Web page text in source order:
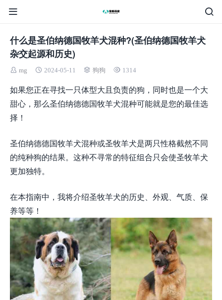
什么是圣伯纳德国牧羊犬混种?(圣伯纳德国牧羊犬
杂交起源和历史)
mg 2024-05-11 狗狗 1314
如果您正在寻找一只体型大且负责的狗，同时也是一个大
甜心，那么圣伯纳德德国牧羊犬混种可能就是您的最佳选
择！
圣伯纳德德国牧羊犬混种或圣牧羊犬是两只性格截然不同
的纯种狗的结果。这种不寻常的特征组合只会使圣牧羊犬
更加独特。
在本指南中，我将介绍圣牧羊犬的历史、外观、气质、保
养等等！